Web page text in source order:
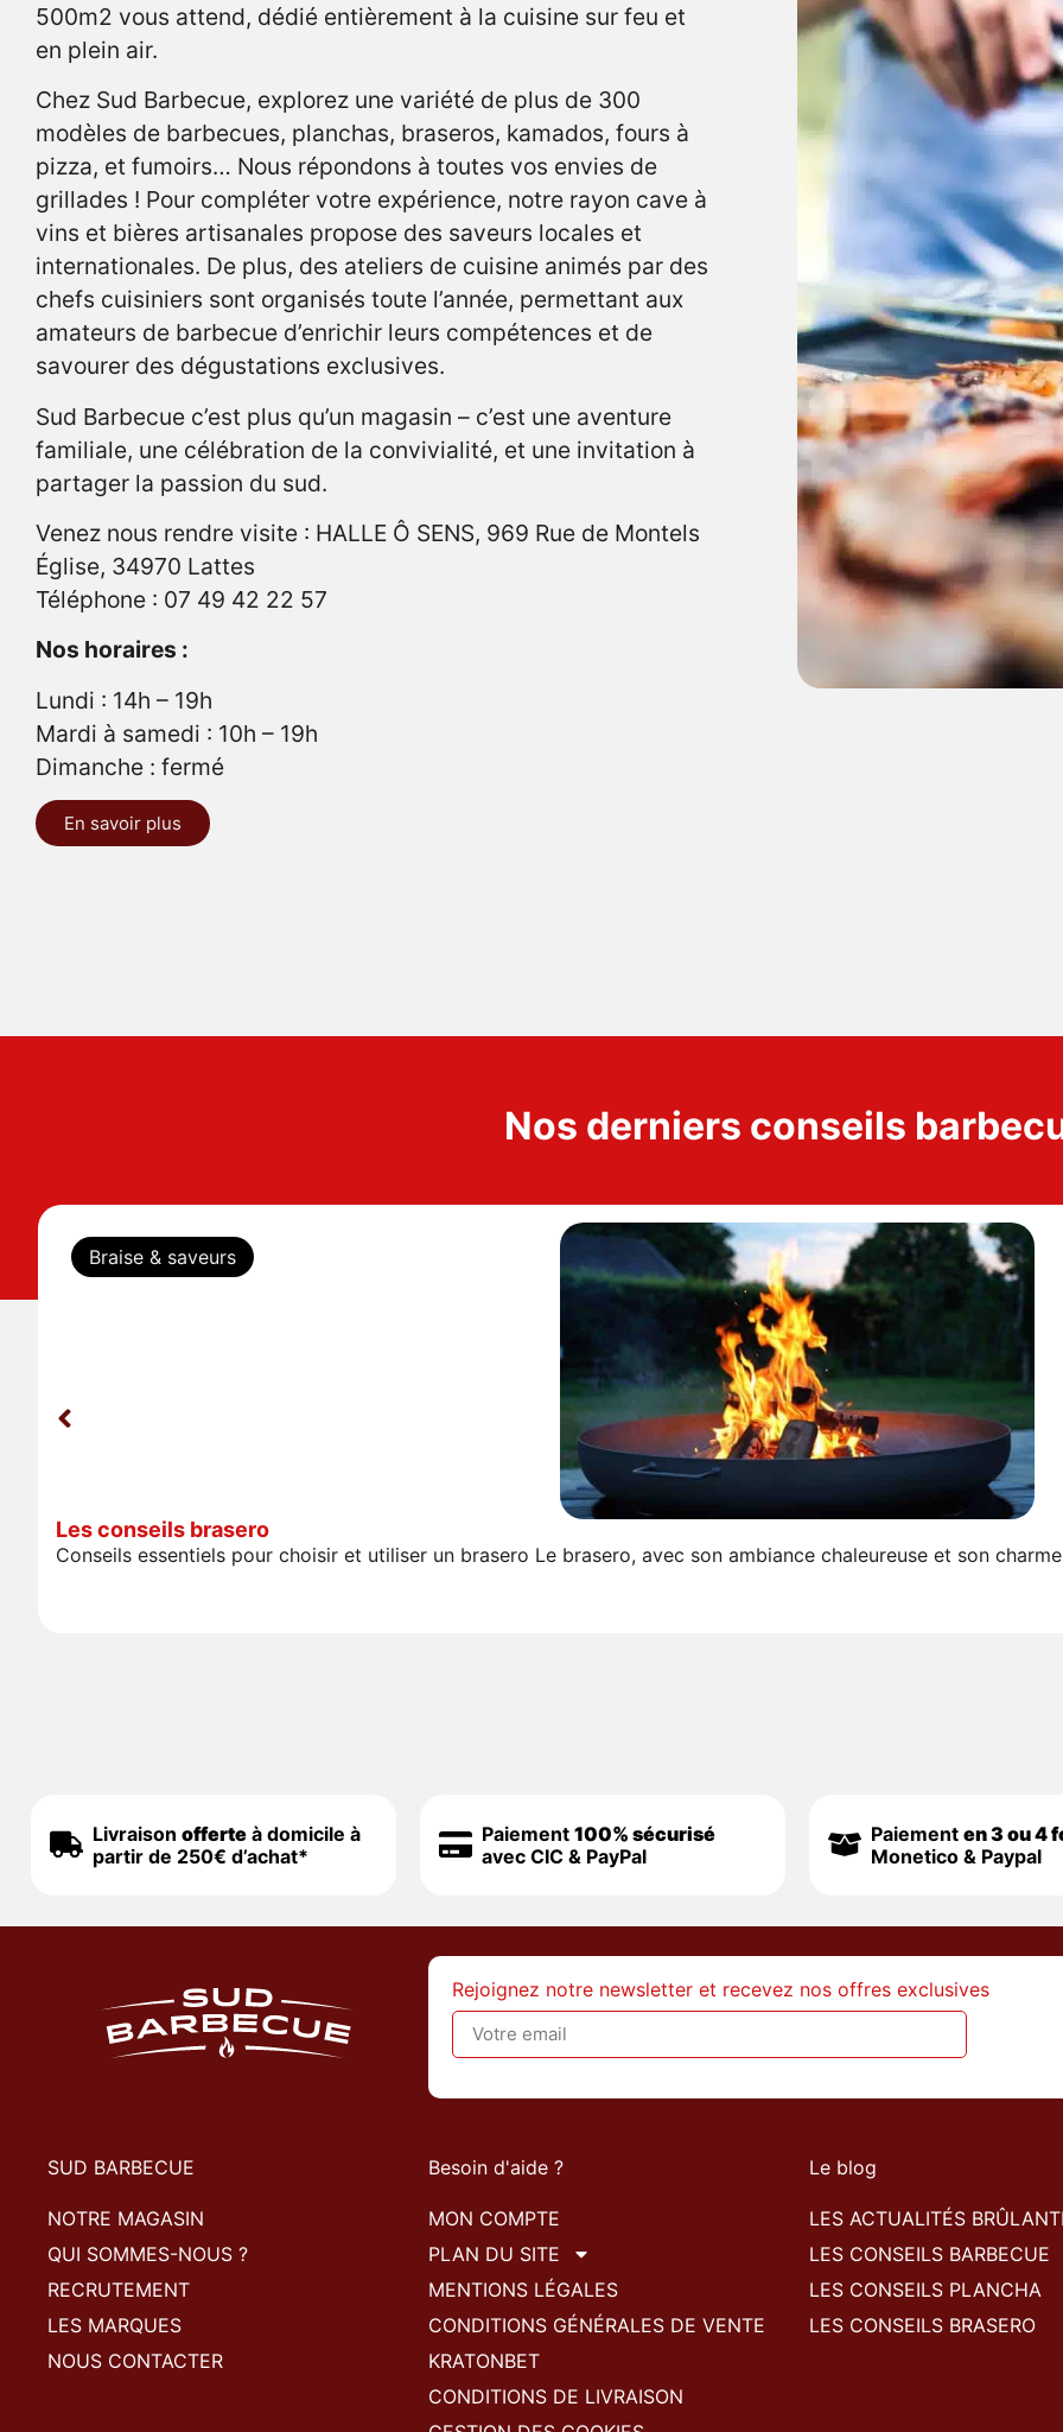
500m2 vous attend, dédié entièrement à la cuisine sur feu et
en plein air.
Chez Sud Barbecue, explorez une variété de plus de 300
modèles de barbecues, planchas, braseros, kamados, fours à
pizza, et fumoirs… Nous répondons à toutes vos envies de
grillades ! Pour compléter votre expérience, notre rayon cave à
vins et bières artisanales propose des saveurs locales et
internationales. De plus, des ateliers de cuisine animés par des
chefs cuisiniers sont organisés toute l’année, permettant aux
amateurs de barbecue d’enrichir leurs compétences et de
savourer des dégustations exclusives.
Sud Barbecue c’est plus qu’un magasin – c’est une aventure
familiale, une célébration de la convivialité, et une invitation à
partager la passion du sud.
Venez nous rendre visite : HALLE Ô SENS, 969 Rue de Montels
Église, 34970 Lattes
Téléphone : 07 49 42 22 57
Nos horaires :
Lundi : 14h – 19h
Mardi à samedi : 10h – 19h
Dimanche : fermé
En savoir plus
Nos derniers conseils
Braise & saveurs
Les conseils brasero
Conseils essentiels pour choisir et utiliser un brasero Le brasero, avec son ambiance chaleureuse et son
Livraison offerte à domicile à
partir de 250€ d’achat*
Paiement 100% sécurisé
avec CIC & PayPal
Paiement en 3 ou 4
Monetico & Paypal
Rejoignez notre newsletter et recevez nos offres exclusives
SUD BARBECUE
NOTRE MAGASIN
QUI SOMMES-NOUS ?
RECRUTEMENT
LES MARQUES
NOUS CONTACTER
Besoin d'aide ?
MON COMPTE
PLAN DU SITE
MENTIONS LÉGALES
CONDITIONS GÉNÉRALES DE VENTE
KRATONBET
CONDITIONS DE LIVRAISON
Le blog
LES ACTUALITÉS
LES CONSEILS BARBECUE
LES CONSEILS PLANCHA
LES CONSEILS BRASERO